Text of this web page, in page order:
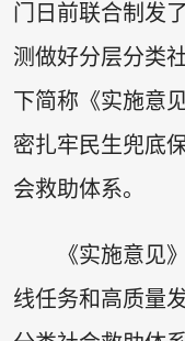
门日前联合制发
测做好分层分类
下简称《实施意
密扎牢民生兜底
会救助体系。
《实施意见
线任务和高质量